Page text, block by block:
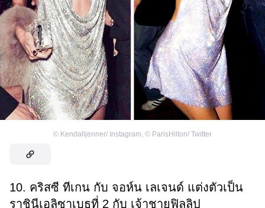
© Kendalljenner/ Instagram, © ParisHilton/ Twitter
10. คริสซี ทีเกน กับ จอห์น เลเจนด์ แต่งตัวเป็น
ราชินีเอลิซาเบธที่ 2 กับ เจ้าชายฟิลลิป